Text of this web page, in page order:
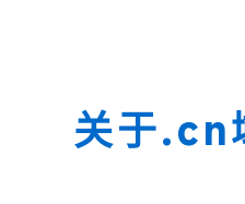
关于.cn